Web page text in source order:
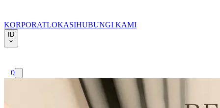
KORPORATLOKASIHUBUNGI KAMI
ID
0